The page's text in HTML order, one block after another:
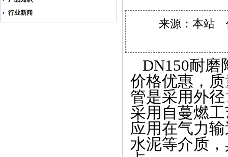
行业新闻
来源：本站
DN150耐磨
价格优惠，
管是采用外
采用自蔓燃
应用在气力
水泥等介质